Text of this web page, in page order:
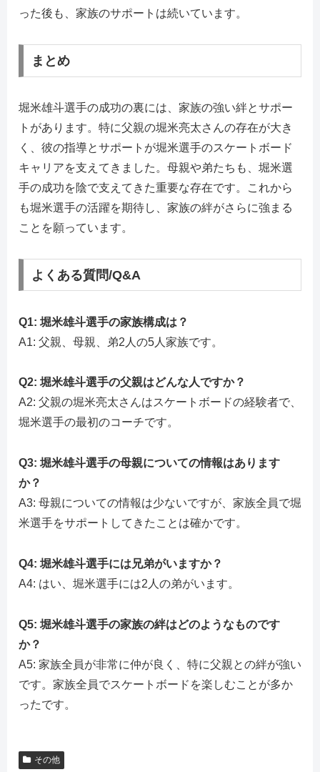
った後も、家族のサポートは続いています。
まとめ
堀米雄斗選手の成功の裏には、家族の強い絆とサポー
トがあります。特に父親の堀米亮太さんの存在が大き
く、彼の指導とサポートが堀米選手のスケートボード
キャリアを支えてきました。母親や弟たちも、堀米選
手の成功を陰で支えてきた重要な存在です。これから
も堀米選手の活躍を期待し、家族の絆がさらに強まる
ことを願っています。
よくある質問/Q&A
Q1: 堀米雄斗選手の家族構成は？
A1: 父親、母親、弟2人の5人家族です。
Q2: 堀米雄斗選手の父親はどんな人ですか？
A2: 父親の堀米亮太さんはスケートボードの経験者で、
堀米選手の最初のコーチです。
Q3: 堀米雄斗選手の母親についての情報はあります
か？
A3: 母親についての情報は少ないですが、家族全員で堀
米選手をサポートしてきたことは確かです。
Q4: 堀米雄斗選手には兄弟がいますか？
A4: はい、堀米選手には2人の弟がいます。
Q5: 堀米雄斗選手の家族の絆はどのようなものです
か？
A5: 家族全員が非常に仲が良く、特に父親との絆が強い
です。家族全員でスケートボードを楽しむことが多か
ったです。
その他